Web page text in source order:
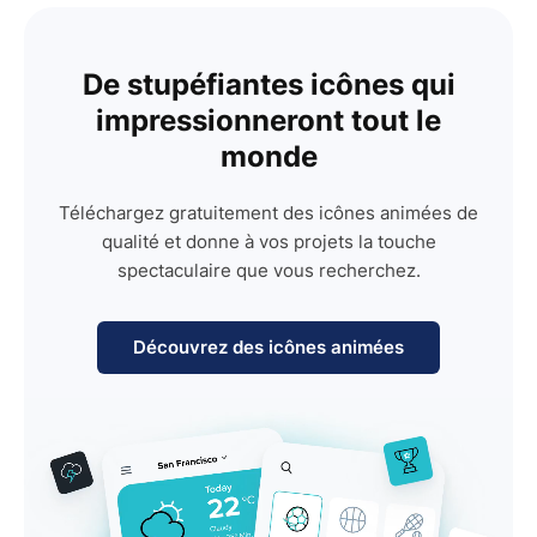
De stupéfiantes icônes qui
impressionneront tout le
monde
Téléchargez gratuitement des icônes animées de
qualité et donne à vos projets la touche
spectaculaire que vous recherchez.
Découvrez des icônes animées